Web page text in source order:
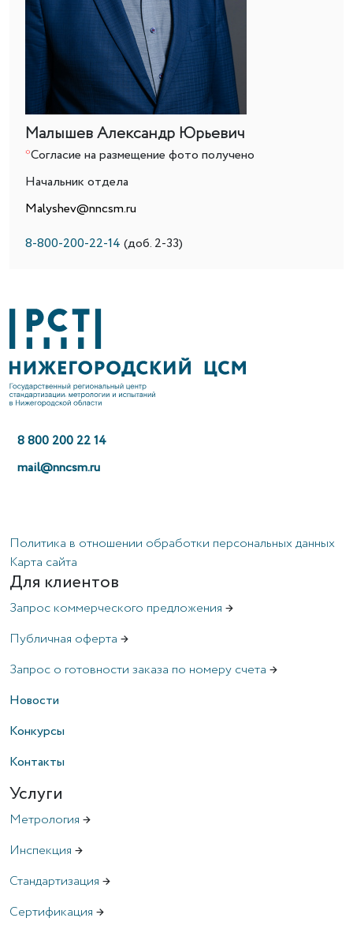
Малышев Александр Юрьевич
*Согласие на размещение фото получено
Начальник отдела
Malyshev@nncsm.ru
8-800-200-22-14 (доб. 2-33)
8 800 200 22 14
mail@nncsm.ru
Политика в отношении обработки персональных данных
Карта сайта
Для клиентов
Запрос коммерческого предложения →
Публичная оферта →
Запрос о готовности заказа по номеру счета →
Новости
Конкурсы
Контакты
Услуги
Метрология →
Инспекция →
Стандартизация →
Сертификация →